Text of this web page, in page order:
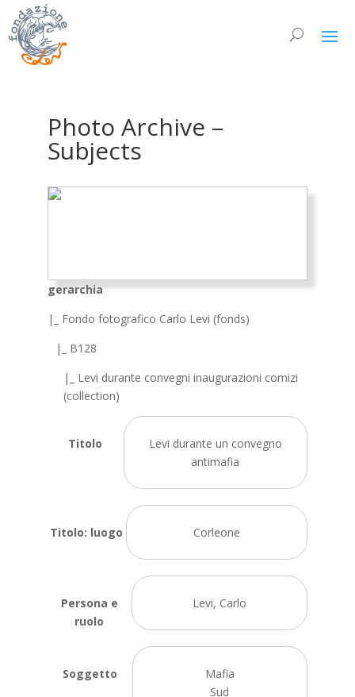
Photo Archive –
Subjects
gerarchia
|_ Fondo fotografico Carlo Levi (fonds)
|_ B128
|_ Levi durante convegni inaugurazioni comizi
(collection)
Titolo
Levi durante un convegno
antimafia
Titolo: luogo Corleone
Persona e
ruolo
Levi, Carlo
Soggetto
Mafia
Sud